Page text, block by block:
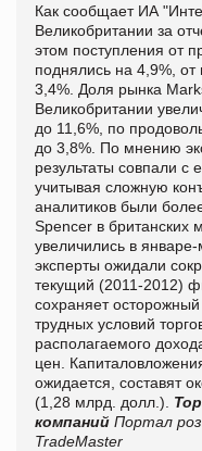
Как сообщает ИА
Великобритании за
этом поступления от
поднялись на 4,9%, от
3,4% Доля рынка
Великобритании
до 11,6%, по
до 3,8%. По мнению
результаты совпали с
учитывая сложную
аналитиков были
Spencer в британских
увеличились в
эксперты ожидали
текущий (2011-2012)
сохраняет
трудных условий
располагаемого
цен.
ожидается, составят
(1,28 млрд. долл.).
компаний Портал
TradeMaster